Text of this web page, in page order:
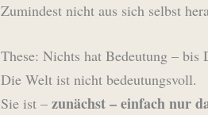
Zumindest nicht aus sich selbst
These: Nichts hat Bedeutung – bis
Die Welt ist nicht bedeutungsvoll.
Sie ist –zunächst – einfach nur